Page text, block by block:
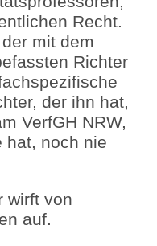
Recht.
mit dem
Richter
der ihn hat,
VerfGH NRW,
hat, noch nie
wirft von
auf.